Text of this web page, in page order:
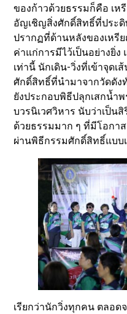
ของก้าวด้วยธรรมก็คือ เห
อัญเชิญสิ่งศักดิ์สิทธิ์ที่ประดิ
ปรากฏที่ด้านหลังของเหรี
ค่าแก่การมีไว้เป็นอย่างยิ่ง
เท่านี้ นักเดิน-วิ่งที่เข้าจุด
ศักดิ์สิทธิ์ที่นำมาจากวัดดัง
ยังประกอบพิธีปลุกเสกน้ำ
บวรนิเวศวิหาร นับว่าเป็น
ด้วยธรรมมาก ๆ ที่มีโอกา
ผ่านพิธีกรรมศักดิ์สิทธิ์แบบ
เรียกว่านักวิ่งทุกคน ตลอด